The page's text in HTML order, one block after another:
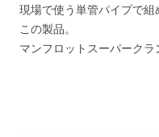
現場で使う単管パイプで
この製品。
マンフロットスーパーク